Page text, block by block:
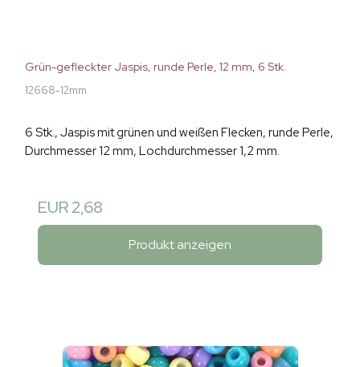
Grün-gefleckter Jaspis, runde Perle, 12 mm, 6 Stk.
12668-12mm
6 Stk., Jaspis mit grünen und weißen Flecken, runde Perle,
Durchmesser 12 mm, Lochdurchmesser 1,2 mm.
EUR 2,68
Produkt anzeigen